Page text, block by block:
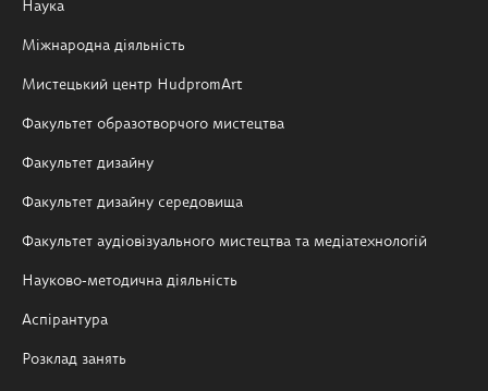
Наука
Міжнародна діяльність
Мистецький центр HudpromArt
Факультет образотворчого мистецтва
Факультет дизайну
Факультет дизайну середовища
Факультет аудіовізуального мистецтва та медіатехнологій
Науково-методична діяльність
Аспірантура
Розклад занять